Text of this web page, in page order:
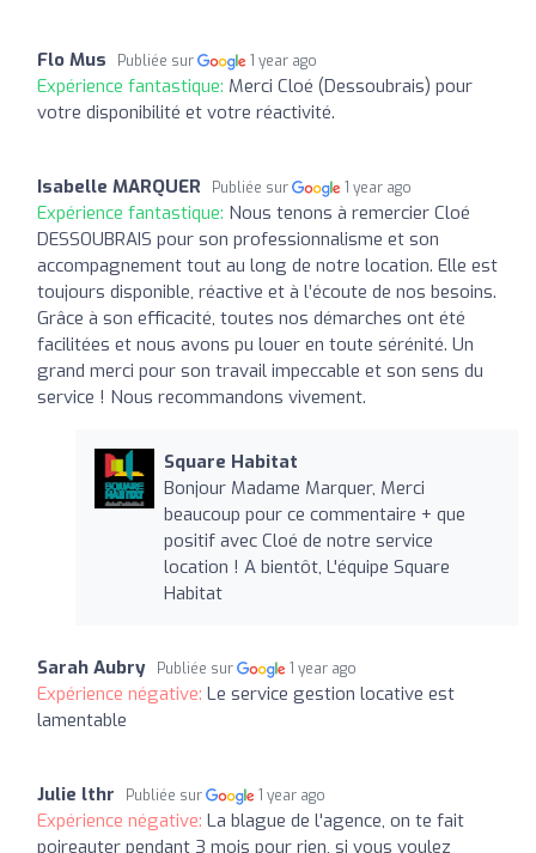
Flo Mus Publiée sur 1 year ago
Expérience fantastique: Merci Cloé (Dessoubrais) pour
votre disponibilité et votre réactivité.
Isabelle MARQUER Publiée sur 1 year ago
Expérience fantastique: Nous tenons à remercier Cloé
DESSOUBRAIS pour son professionnalisme et son
accompagnement tout au long de notre location. Elle est
toujours disponible, réactive et à l’écoute de nos besoins.
Grâce à son efficacité, toutes nos démarches ont été
facilitées et nous avons pu louer en toute sérénité. Un
grand merci pour son travail impeccable et son sens du
service ! Nous recommandons vivement.
Square Habitat
Bonjour Madame Marquer, Merci
beaucoup pour ce commentaire + que
positif avec Cloé de notre service
location ! A bientôt, L'équipe Square
Habitat
Sarah Aubry Publiée sur 1 year ago
Expérience négative: Le service gestion locative est
lamentable
Julie lthr Publiée sur 1 year ago
Expérience négative: La blague de l'agence, on te fait
poireauter pendant 3 mois pour rien, si vous voulez